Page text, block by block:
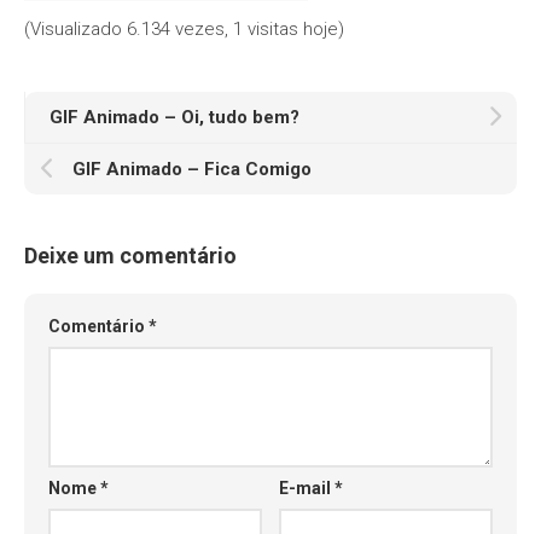
(Visualizado 6.134 vezes, 1 visitas hoje)
GIF Animado – Oi, tudo bem?
GIF Animado – Fica Comigo
Deixe um comentário
Comentário *
Nome* E-mail*